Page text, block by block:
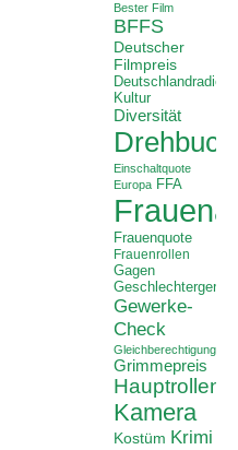
Bester Film
BFFS
Deutscher
Filmpreis
Deutschlandradio
Kultur
Diversität
Drehbuch
Einschaltquote
Europa FFA
Frauenquote
Frauenrollen
Gagen
Gewerke-
Check
Gleichberechtigung
Grimmepreis
Hauptrollen
Kamera
Kostüm Krimi